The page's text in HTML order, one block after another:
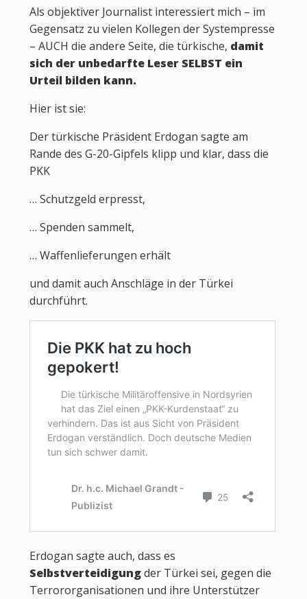
Als objektiver Journalist interessiert mich – im
Gegensatz zu vielen Kollegen der Systempresse
– AUCH die andere Seite, die türkische, damit
sich der unbedarfte Leser SELBST ein
Urteil bilden kann.
Hier ist sie:
Der türkische Präsident Erdogan sagte am
Rande des G-20-Gipfels klipp und klar, dass die
PKK
… Schutzgeld erpresst,
… Spenden sammelt,
… Waffenlieferungen erhält
und damit auch Anschläge in der Türkei
durchführt.
Erdogan sagte auch, dass es
Selbstverteidigungder Türkei sei, gegen die
Terrororganisationen und ihre Unterstützer